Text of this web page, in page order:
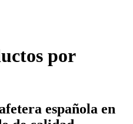
por
española en